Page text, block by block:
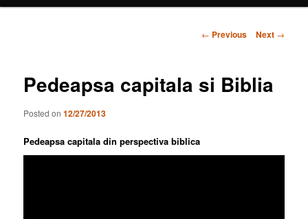
Post
← Previous Next →
Pedeapsa capitala si Biblia
Posted on12/27/2013
Pedeapsa capitala din perspectiva biblica